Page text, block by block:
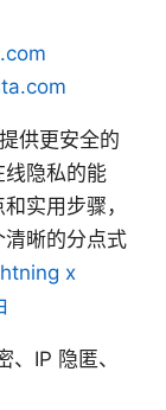
供更安全的
线隐私的能
实用步骤，
晰的分点式
x
IP 隐匿、